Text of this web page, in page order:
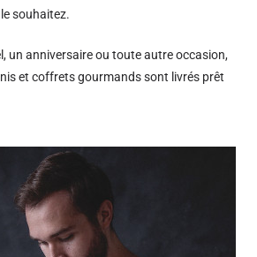
souhaitez.
un anniversaire ou toute autre occasion,
et coffrets gourmands sont livrés prêt